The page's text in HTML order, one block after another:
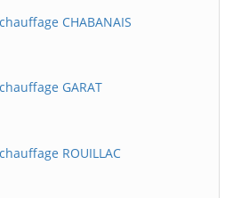
CHABANAIS
GARAT
ROUILLAC